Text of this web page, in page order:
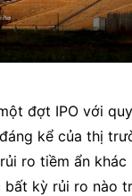
đợt IPO với
kể của thị
ro tiềm ẩn khác
bất kỳ rủi ro nào